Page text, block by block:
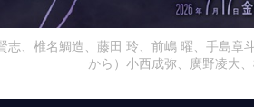
志、椎名鯛造、藤田 玲、前嶋 曜、手島
から）小西成弥、廣野凌大